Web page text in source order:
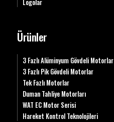
Logolar
Ürünler
3 Fazlı Alüminyum Gövdeli Motorlar
3 Fazlı Pik Gövdeli Motorlar
Tek Fazlı Motorlar
Duman Tahliye Motorları
WAT EC Motor Serisi
Hareket Kontrol Teknolojileri